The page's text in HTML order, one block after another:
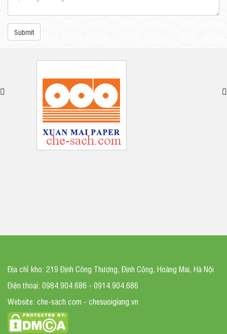
Địa chỉ kho: 219 Định Công Thượng, Định Công, Hoàng Mai, Hà Nội
Điện thoại: 0984.904.686 - 0914.904.686
Website: che-sach.com - chesuoigiang.vn